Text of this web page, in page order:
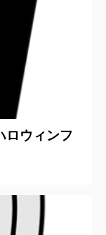
ウィンフ